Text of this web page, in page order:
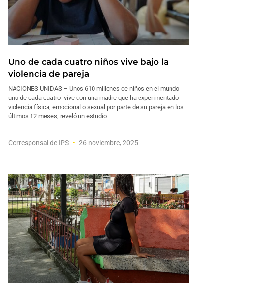
Uno de cada cuatro niños vive bajo la
violencia de pareja
NACIONES UNIDAS – Unos 610 millones de niños en el mundo -
uno de cada cuatro- vive con una madre que ha experimentado
violencia física, emocional o sexual por parte de su pareja en los
últimos 12 meses, reveló un estudio
Corresponsal de IPS 26 noviembre, 2025